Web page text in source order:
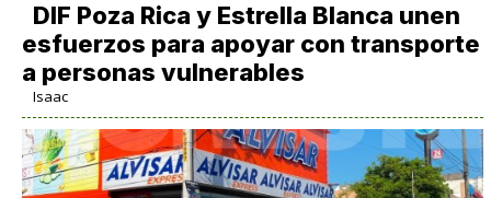
DIF Poza Rica y Estrella Blanca unen
esfuerzos para apoyar con transporte
a personas vulnerables
Isaac